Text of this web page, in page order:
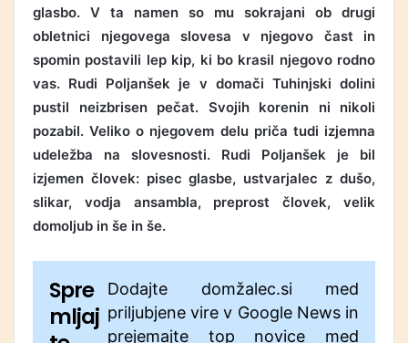
glasbo. V ta namen so mu sokrajani ob drugi
obletnici njegovega slovesa v njegovo čast in
spomin postavili lep kip, ki bo krasil njegovo rodno
vas. Rudi Poljanšek je v domači Tuhinjski dolini
pustil neizbrisen pečat. Svojih korenin ni nikoli
pozabil. Veliko o njegovem delu priča tudi izjemna
udeležba na slovesnosti. Rudi Poljanšek je bil
izjemen človek: pisec glasbe, ustvarjalec z dušo,
slikar, vodja ansambla, preprost človek, velik
domoljub in še in še.
Spre
mljaj
Dodajte domžalec.si med
priljubjene vire v Google News in
prejemajte top novice med